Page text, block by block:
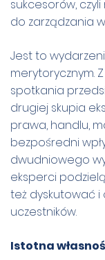
sukcesorów,
do zarządzania
Jest to
merytorycznym.
spotkania
drugiej skupia
prawa, handlu,
bezpośredni
dwudniowego
eksperci
też dyskutować
uczestników.
Istotna